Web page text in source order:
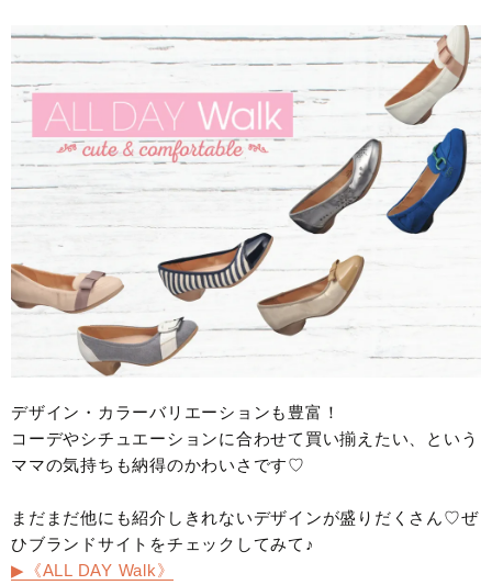
デザイン・カラーバリエーションも豊富！
コーデやシチュエーションに合わせて買い揃えたい、という
ママの気持ちも納得のかわいさです♡
まだまだ他にも紹介しきれないデザインが盛りだくさん♡ぜ
ひブランドサイトをチェックしてみて♪
▶︎《ALL DAY Walk》